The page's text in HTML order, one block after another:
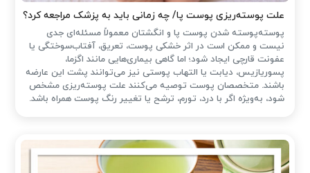
علت پوسته‌ریزی پوست پا/ چه زمانی باید به پزشک مراجعه کرد؟
پوسته‌پوسته شدن پوست پا و انگشتان معمولاً مسئله‌ای جدی
نیست و ممکن است در اثر خشکی پوست، تعریق، آفتاب‌سوختگی یا
عفونت قارچی ایجاد شود؛ اما گاهی بیماری‌هایی مانند اگزما،
پسوریازیس، دیابت یا التهاب پوستی نیز می‌توانند پشت این عارضه
باشند. متخصصان پوست توصیه می‌کنند علت پوسته‌ریزی مشخص
شود، به‌ویژه اگر با درد، تورم، ترشح یا تغییر رنگ پوست همراه باشد.